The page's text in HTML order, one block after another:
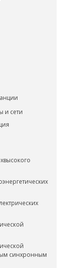
и сети
синхронным